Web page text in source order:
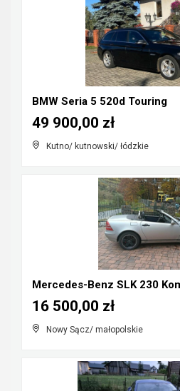
BMW Seria 5 520d Touring
Kutno/ kutnowski/ łódzkie
49 900,00 zł
Nowy Sącz/ małopolskie
16 500,00 zł